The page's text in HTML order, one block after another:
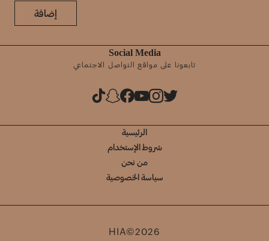
إضافة
Social Media
تابعونا على مواقع التواصل الاجتماعي
الرئيسية
شروط الإستخدام
من نحن
سياسة الخصوصية
HIA©2026